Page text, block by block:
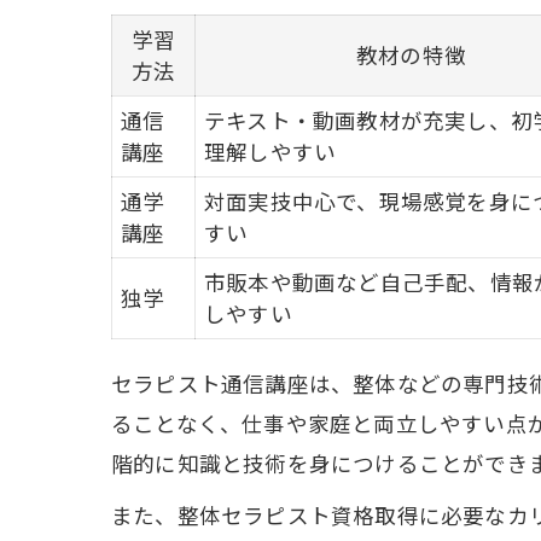
学習
方法
教材の特徴
通信
講座
テキスト・動画教材が充実し、初
理解しやすい
通学
講座
対面実技中心で、現場感覚を身に
すい
独学
市販本や動画など自己手配、情報
しやすい
セラピスト通信講座は、整体などの専門
ることなく、仕事や家庭と両立しやすい
階的に知識と技術を身につけることができ
また、整体セラピスト資格取得に必要な